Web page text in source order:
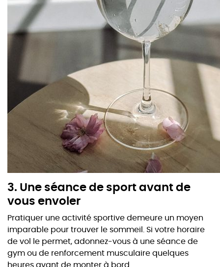
3. Une séance de sport avant de
vous envoler
Pratiquer une activité sportive demeure un moyen
imparable pour trouver le sommeil. Si votre horaire
de vol le permet, adonnez-vous à une séance de
gym ou de renforcement musculaire quelques
heures avant de monter à bord.